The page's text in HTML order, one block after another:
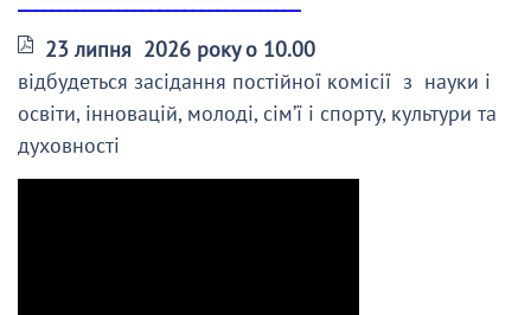
23 липня 2026 року о 10.00
відбудеться засідання постійної комісії з науки і
освіти, інновацій, молоді, сім’ї і спорту, культури та
духовності